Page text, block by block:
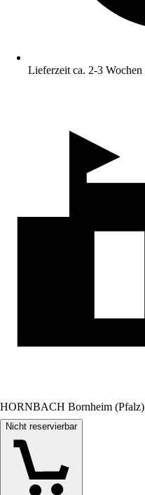
Lieferzeit ca. 2-3 Wochen
HORNBACH Bornheim (Pfalz)
Nicht reservierbar